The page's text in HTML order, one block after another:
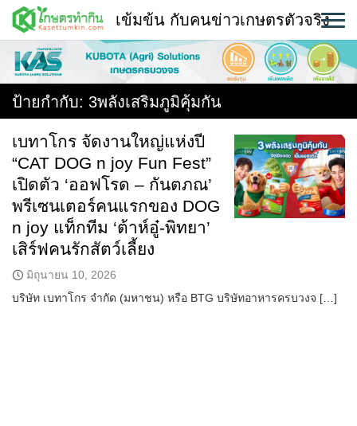
Skip
content
พืช
หน้าแรก
แวดวงเกษตร
ใคร ทำอะไร ที่ไหน
สถานีข่าววันนี้
เข้มข้น กับคนข่าวเกษตรตัวจริง
ป้ายกำกับ: 3พลังเสริมภูมิคุ้มกัน
เบทาโกร จัดงานใหญ่แห่งปี
“CAT DOG n joy Fun Fest”
เปิดตัว ‘ออฟโรด – กันตภณ’
พรีเซนเตอร์คนแรกของ DOG
n joy แท็กทีม ‘ต้าห์อู๋-พิทยา’
เสิร์ฟคนรักสัตว์เลี้ยง
มิถุนายน 10, 2026
บริษัท เบทาโกร จำกัด (มหาชน) หรือ BTG บริษัทอาหารครบวงจ […]